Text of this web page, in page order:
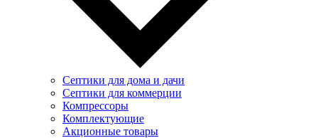
Септики для дома и дачи
Септики для коммерции
Компрессоры
Комплектующие
Акционные товары